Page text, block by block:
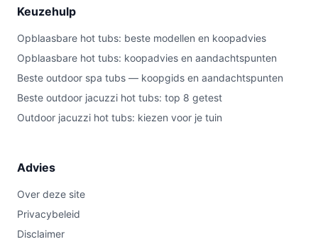
Keuzehulp
Opblaasbare hot tubs: beste modellen en koopadvies
Opblaasbare hot tubs: koopadvies en aandachtspunten
Beste outdoor spa tubs — koopgids en aandachtspunten
Beste outdoor jacuzzi hot tubs: top 8 getest
Outdoor jacuzzi hot tubs: kiezen voor je tuin
Advies
Over deze site
Privacybeleid
Disclaimer